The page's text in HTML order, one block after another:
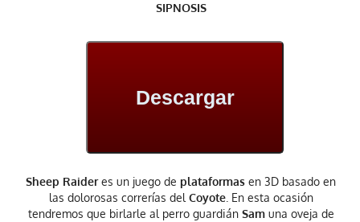
SIPNOSIS
Descargar
Sheep Raideres un juego de plataformas en 3D basado en
las dolorosas correrías delCoyote. En esta ocasión
tendremos que birlarle al perro guardiánSamuna oveja de